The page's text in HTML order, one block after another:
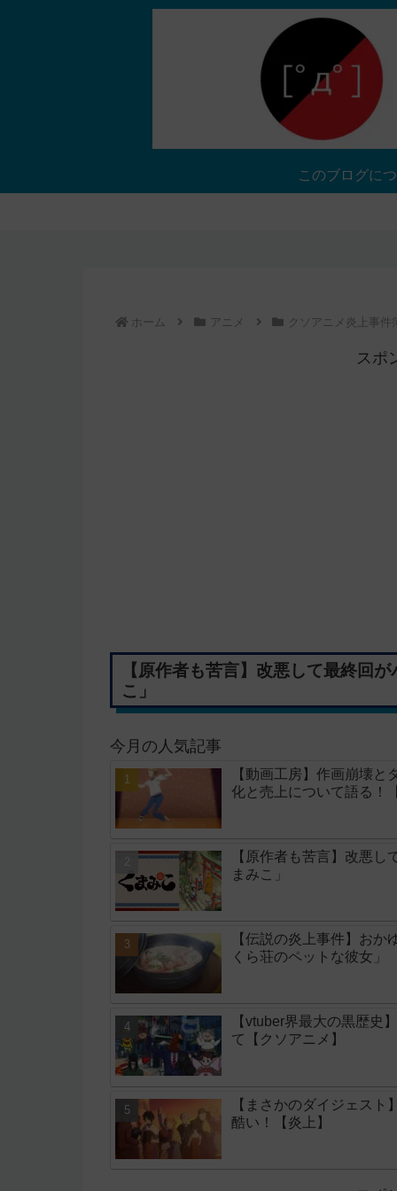
このブログに
ホーム アニメ クソアニメ炎上事件
スポ
【原作者も苦言】改悪して最終回
こ」
今月の人気記事
【動画工房】作画崩壊
化と売上について語る！
【原作者も苦言】改悪
まみこ」
【伝説の炎上事件】お
くら荘のペットな彼女」
【vtuber界最大の黒歴史
て【クソアニメ】
【まさかのダイジェス
酷い！【炎上】